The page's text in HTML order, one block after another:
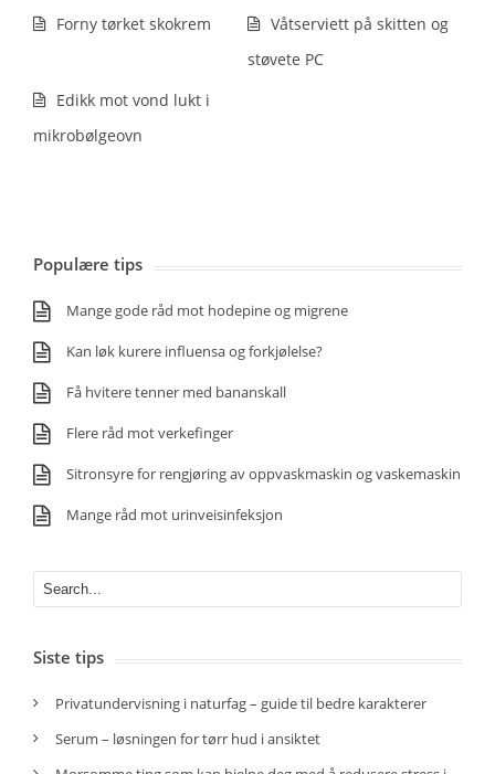
Forny tørket skokrem
Våtserviett på skitten og
støvete PC
Edikk mot vond lukt i
mikrobølgeovn
Populære tips
Mange gode råd mot hodepine og migrene
Kan løk kurere influensa og forkjølelse?
Få hvitere tenner med bananskall
Flere råd mot verkefinger
Sitronsyre for rengjøring av oppvaskmaskin og vaskemaskin
Mange råd mot urinveisinfeksjon
Siste tips
Privatundervisning i naturfag – guide til bedre karakterer
Serum – løsningen for tørr hud i ansiktet